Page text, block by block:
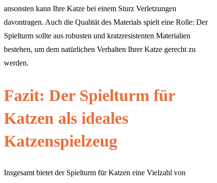
ansonsten kann Ihre Katze bei einem Sturz Verletzungen
davontragen. Auch die Qualität des Materials spielt eine Rolle: Der
Spielturm sollte aus robusten und kratzresistenten Materialien
bestehen, um dem natürlichen Verhalten Ihrer Katze gerecht zu
werden.
Fazit: Der Spielturm für
Katzen als ideales
Katzenspielzeug
Insgesamt bietet der Spielturm für Katzen eine Vielzahl von